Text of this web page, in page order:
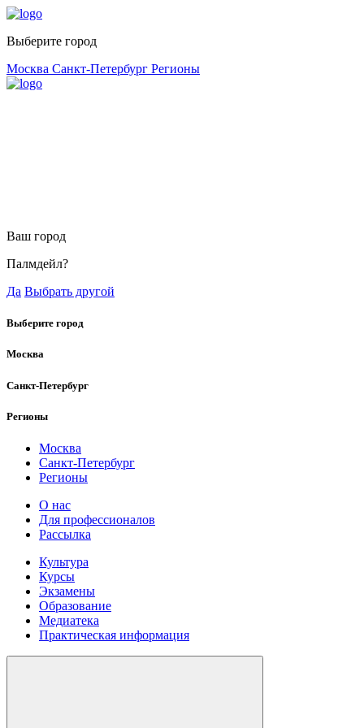
Выберите город
Москва Санкт-Петербург Регионы
Ваш город
Палмдейл?
Да Выбрать другой
Выберите город
Москва
Санкт-Петербург
Регионы
Москва
Санкт-Петербург
Регионы
О нас
Для профессионалов
Рассылка
Культура
Курсы
Экзамены
Образование
Медиатека
Практическая информация